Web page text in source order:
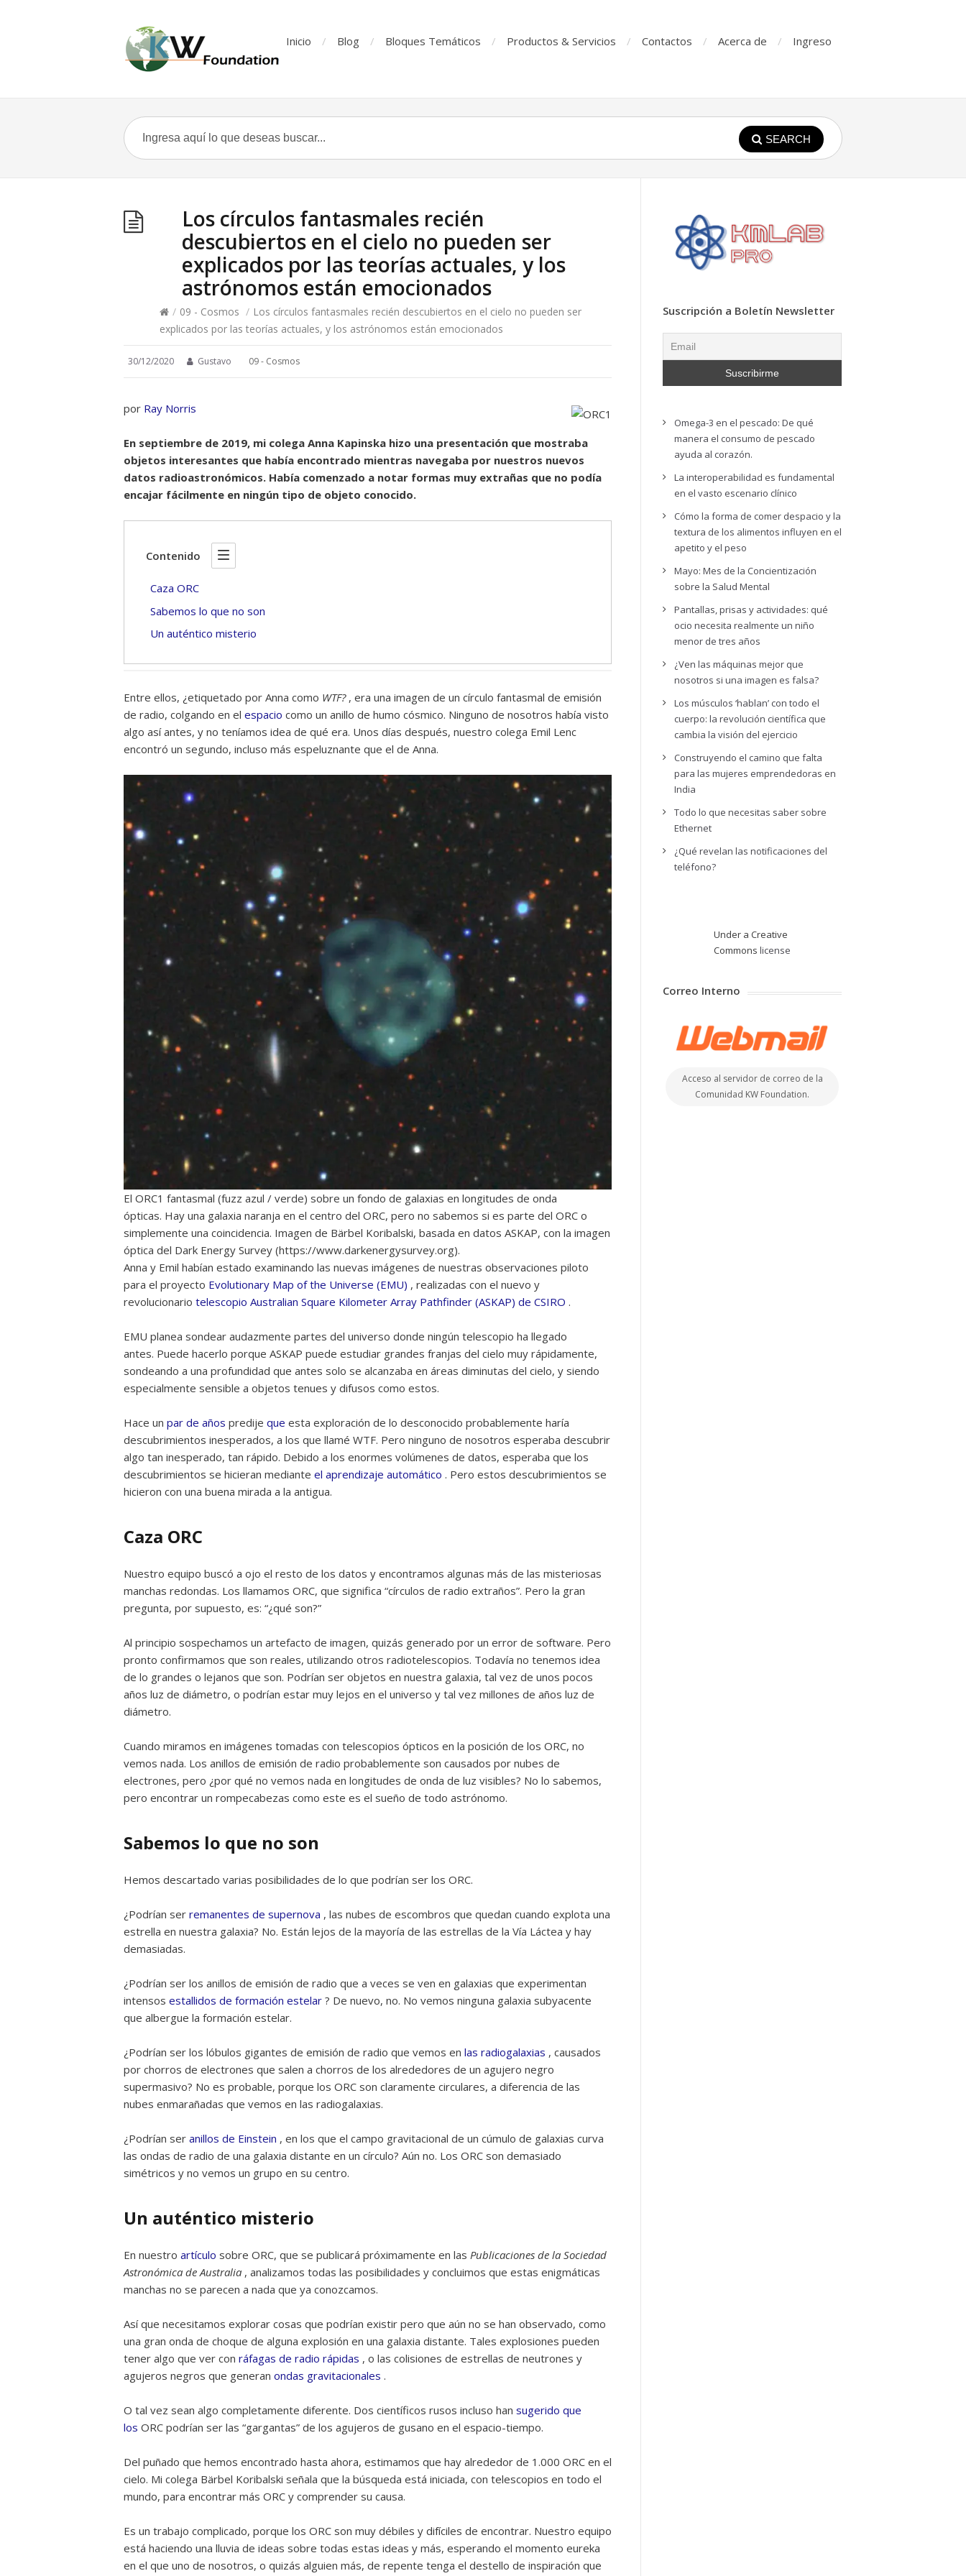
Inicio Blog Bloques Temáticos Productos & Servicios Contactos Acerca de Ingreso
SEARCH
Los círculos fantasmales recién
descubiertos en el cielo no pueden ser
explicados por las teorías actuales, y los
astrónomos están emocionados
/ 09 - Cosmos / Los círculos fantasmales recién descubiertos en el cielo no pueden ser
explicados por las teorías actuales, y los astrónomos están emocionados
30/12/2020 Gustavo 09 - Cosmos
por Ray Norris
En septiembre de 2019, mi colega Anna Kapinska hizo una presentación que mostraba
objetos interesantes que había encontrado mientras navegaba por nuestros nuevos
datos radioastronómicos. Había comenzado a notar formas muy extrañas que no podía
encajar fácilmente en ningún tipo de objeto conocido.
Contenido
Caza ORC
Sabemos lo que no son
Un auténtico misterio
Entre ellos, ¿etiquetado por Anna como WTF? , era una imagen de un círculo fantasmal de emisión
de radio, colgando en el espacio como un anillo de humo cósmico. Ninguno de nosotros había visto
algo así antes, y no teníamos idea de qué era. Unos días después, nuestro colega Emil Lenc
encontró un segundo, incluso más espeluznante que el de Anna.
El ORC1 fantasmal (fuzz azul / verde) sobre un fondo de galaxias en longitudes de onda
ópticas. Hay una galaxia naranja en el centro del ORC, pero no sabemos si es parte del ORC o
simplemente una coincidencia. Imagen de Bärbel Koribalski, basada en datos ASKAP, con la imagen
óptica del Dark Energy Survey (https://www.darkenergysurvey.org).
Anna y Emil habían estado examinando las nuevas imágenes de nuestras observaciones piloto
para el proyecto Evolutionary Map of the Universe (EMU) , realizadas con el nuevo y
revolucionario telescopio Australian Square Kilometer Array Pathfinder (ASKAP) de CSIRO .
EMU planea sondear audazmente partes del universo donde ningún telescopio ha llegado
antes. Puede hacerlo porque ASKAP puede estudiar grandes franjas del cielo muy rápidamente,
sondeando a una profundidad que antes solo se alcanzaba en áreas diminutas del cielo, y siendo
especialmente sensible a objetos tenues y difusos como estos.
Hace un par de años predije que esta exploración de lo desconocido probablemente haría
descubrimientos inesperados, a los que llamé WTF. Pero ninguno de nosotros esperaba descubrir
algo tan inesperado, tan rápido. Debido a los enormes volúmenes de datos, esperaba que los
descubrimientos se hicieran mediante el aprendizaje automático . Pero estos descubrimientos se
hicieron con una buena mirada a la antigua.
Caza ORC
Nuestro equipo buscó a ojo el resto de los datos y encontramos algunas más de las misteriosas
manchas redondas. Los llamamos ORC, que significa “círculos de radio extraños”. Pero la gran
pregunta, por supuesto, es: “¿qué son?”
Al principio sospechamos un artefacto de imagen, quizás generado por un error de software. Pero
pronto confirmamos que son reales, utilizando otros radiotelescopios. Todavía no tenemos idea
de lo grandes o lejanos que son. Podrían ser objetos en nuestra galaxia, tal vez de unos pocos
años luz de diámetro, o podrían estar muy lejos en el universo y tal vez millones de años luz de
diámetro.
Cuando miramos en imágenes tomadas con telescopios ópticos en la posición de los ORC, no
vemos nada. Los anillos de emisión de radio probablemente son causados ​​por nubes de
electrones, pero ¿por qué no vemos nada en longitudes de onda de luz visibles? No lo sabemos,
pero encontrar un rompecabezas como este es el sueño de todo astrónomo.
Sabemos lo que no son
Hemos descartado varias posibilidades de lo que podrían ser los ORC.
¿Podrían ser remanentes de supernova , las nubes de escombros que quedan cuando explota una
estrella en nuestra galaxia? No. Están lejos de la mayoría de las estrellas de la Vía Láctea y hay
demasiadas.
¿Podrían ser los anillos de emisión de radio que a veces se ven en galaxias que experimentan
intensos estallidos de formación estelar ? De nuevo, no. No vemos ninguna galaxia subyacente
que albergue la formación estelar.
¿Podrían ser los lóbulos gigantes de emisión de radio que vemos en las radiogalaxias , causados ​​
por chorros de electrones que salen a chorros de los alrededores de un agujero negro
supermasivo? No es probable, porque los ORC son claramente circulares, a diferencia de las
nubes enmarañadas que vemos en las radiogalaxias.
¿Podrían ser anillos de Einstein , en los que el campo gravitacional de un cúmulo de galaxias curva
las ondas de radio de una galaxia distante en un círculo? Aún no. Los ORC son demasiado
simétricos y no vemos un grupo en su centro.
Un auténtico misterio
En nuestro artículo sobre ORC, que se publicará próximamente en las Publicaciones de la Sociedad
Astronómica de Australia , analizamos todas las posibilidades y concluimos que estas enigmáticas
manchas no se parecen a nada que ya conozcamos.
Así que necesitamos explorar cosas que podrían existir pero que aún no se han observado, como
una gran onda de choque de alguna explosión en una galaxia distante. Tales explosiones pueden
tener algo que ver con ráfagas de radio rápidas , o las colisiones de estrellas de neutrones y
agujeros negros que generan ondas gravitacionales .
O tal vez sean algo completamente diferente. Dos científicos rusos incluso han sugerido que
los ORC podrían ser las “gargantas” de los agujeros de gusano en el espacio-tiempo.
Del puñado que hemos encontrado hasta ahora, estimamos que hay alrededor de 1.000 ORC en el
cielo. Mi colega Bärbel Koribalski señala que la búsqueda está iniciada, con telescopios en todo el
mundo, para encontrar más ORC y comprender su causa.
Es un trabajo complicado, porque los ORC son muy débiles y difíciles de encontrar. Nuestro equipo
está haciendo una lluvia de ideas sobre todas estas ideas y más, esperando el momento eureka
en el que uno de nosotros, o quizás alguien más, de repente tenga el destello de inspiración que
Suscripción a Boletín Newsletter
Omega-3 en el pescado: De qué
manera el consumo de pescado
ayuda al corazón.
La interoperabilidad es fundamental
en el vasto escenario clínico
Cómo la forma de comer despacio y la
textura de los alimentos influyen en el
apetito y el peso
Mayo: Mes de la Concientización
sobre la Salud Mental
Pantallas, prisas y actividades: qué
ocio necesita realmente un niño
menor de tres años
¿Ven las máquinas mejor que
nosotros si una imagen es falsa?
Los músculos ‘hablan’ con todo el
cuerpo: la revolución científica que
cambia la visión del ejercicio
Construyendo el camino que falta
para las mujeres emprendedoras en
India
Todo lo que necesitas saber sobre
Ethernet
¿Qué revelan las notificaciones del
teléfono?
Under a Creative
Commons license
Correo Interno
Acceso al servidor de correo de la
Comunidad KW Foundation.